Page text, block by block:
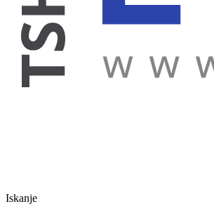
Iskanje